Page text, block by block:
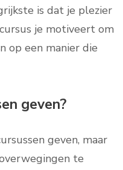
is dat je plezier
je motiveert om
op een manier die
geven?
geven, maar
te